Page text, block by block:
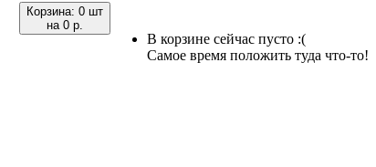
Корзина: 0 шт
на 0 р.
В корзине сейчас пусто :(
Самое время положить туда что-то!